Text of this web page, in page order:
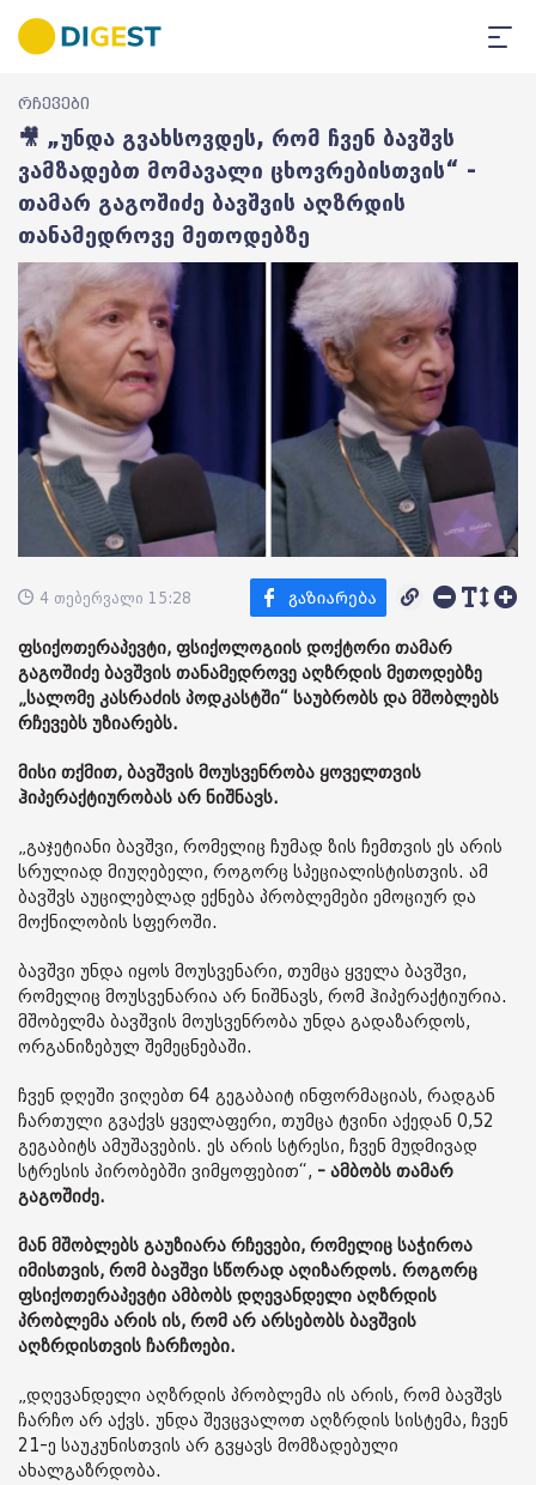
რჩევები
🎥 „უნდა გვახსოვდეს, რომ ჩვენ ბავშვს
ვამზადებთ მომავალი ცხოვრებისთვის“ -
თამარ გაგოშიძე ბავშვის აღზრდის
თანამედროვე მეთოდებზე
4 თებერვალი 15:28
ფსიქოთერაპევტი, ფსიქოლოგიის დოქტორი თამარ
გაგოშიძე ბავშვის თანამედროვე აღზრდის მეთოდებზე
„სალომე კასრაძის პოდკასტში“ საუბრობს და მშობლებს
რჩევებს უზიარებს.
მისი თქმით, ბავშვის მოუსვენრობა ყოველთვის
ჰიპერაქტიურობას არ ნიშნავს.
„გაჯეტიანი ბავშვი, რომელიც ჩუმად ზის ჩემთვის ეს არის
სრულიად მიუღებელი, როგორც სპეციალისტისთვის. ამ
ბავშვს აუცილებლად ექნება პრობლემები ემოციურ და
მოქნილობის სფეროში.
ბავშვი უნდა იყოს მოუსვენარი, თუმცა ყველა ბავშვი,
რომელიც მოუსვენარია არ ნიშნავს, რომ ჰიპერაქტიურია.
მშობელმა ბავშვის მოუსვენრობა უნდა გადაზარდოს,
ორგანიზებულ შემეცნებაში.
ჩვენ დღეში ვიღებთ 64 გეგაბაიტ ინფორმაციას, რადგან
ჩართული გვაქვს ყველაფერი, თუმცა ტვინი აქედან 0,52
გეგაბიტს ამუშავების. ეს არის სტრესი, ჩვენ მუდმივად
სტრესის პირობებში ვიმყოფებით“, - ამბობს თამარ
გაგოშიძე.
მან მშობლებს გაუზიარა რჩევები, რომელიც საჭიროა
იმისთვის, რომ ბავშვი სწორად აღიზარდოს. როგორც
ფსიქოთერაპევტი ამბობს დღევანდელი აღზრდის
პრობლემა არის ის, რომ არ არსებობს ბავშვის
აღზრდისთვის ჩარჩოები.
„დღევანდელი აღზრდის პრობლემა ის არის, რომ ბავშვს
ჩარჩო არ აქვს. უნდა შევცვალოთ აღზრდის სისტემა, ჩვენ
21-ე საუკუნისთვის არ გვყავს მომზადებული
ახალგაზრდობა.